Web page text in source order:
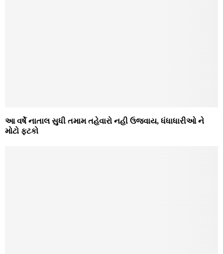
આ વર્ષે નાતાલ સુધી તમામ તહેવારો નહી ઉજવાય, ધંધાધારીઓ ને
મોટો ફટકો